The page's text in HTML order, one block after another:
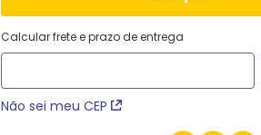
Calcular frete e prazo de entrega
Não sei meu CEP